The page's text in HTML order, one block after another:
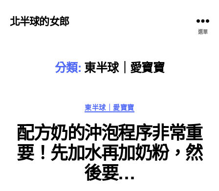
北半球的女郎
選單
分類: 東半球｜愛寶寶
分
類
東半球｜愛寶寶
配方奶的沖泡程序非常重
要！先加水再加奶粉，然
後要…